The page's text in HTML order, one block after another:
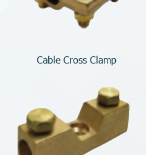
Cable Cross Clamp